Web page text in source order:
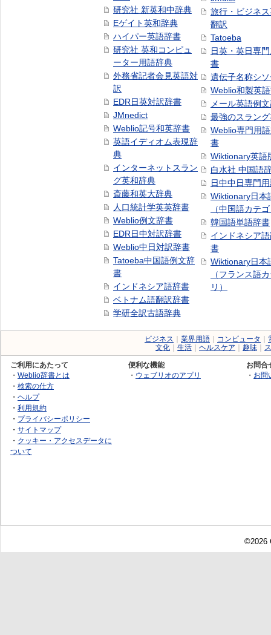
研究社 新英和中辞典
Eゲイト英和辞典
ハイパー英語辞書
研究社 英和コンピュ
ーター用語辞典
外務省記者会見英語対
訳
EDR日英対訳辞書
JMnedict
Weblio記号和英辞書
英語イディオム表現辞
典
インターネットスラン
グ英和辞典
斎藤和英大辞典
人口統計学英英辞書
Weblio例文辞書
EDR日中対訳辞書
Weblio中日対訳辞書
Tatoeba中国語例文辞
書
インドネシア語辞書
ベトナム語翻訳辞書
学研全訳古語辞典
旅行・ビジネ
翻訳
Tatoeba
日英・英日専
書
遺伝子名称シ
Weblio和製英
メール英語例
最強のスラン
Weblio専門用
書
Wiktionary英語
白水社 中国語
日中中日専門
Wiktionary日本
（中国語カテ
韓国語単語辞書
インドネシア
書
Wiktionary日本
（フランス語
リ）
ビジネス 業界用語 コンピュータ
文化
生活 ヘルスケア 趣味
ご利用にあたって
・ Weblio辞書とは
・ 検索の仕方
・ ヘルプ
・ 利用規約
・ プライバシーポリシー
・ サイトマップ
・ クッキー・アクセスデータに
ついて
便利な機能
・ ウェブリオのアプリ
お問合
・ お問
©2026